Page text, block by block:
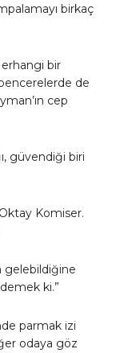
birkaç
bir
de
cep
güvendiği biri
Komiser.
gelebildiğine
ki.”
parmak izi
odaya göz